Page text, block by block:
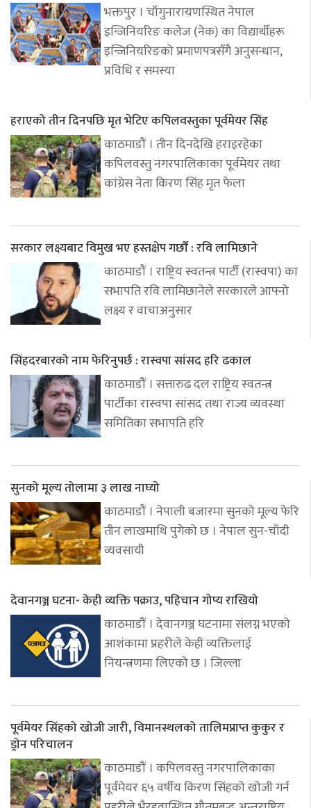
भक्तपुर । चाँगुनारायणस्थित नेपाल
इन्जिनियरिङ कलेज (नेक) का विद्यार्थीहरू
इन्जिनियरिङको प्रमाणपत्रसँगै अनुसन्धान,
प्रविधि र समस्या
हराएको तीन दिनपछि मृत भेटिए कपिलवस्तुका पूर्वमेयर सिंह
काठमाडौं । तीन दिनदेखि हराइरहेका
कपिलवस्तु नगरपालिकाका पूर्वमेयर तथा
कांग्रेस नेता किरण सिंह मृत फेला
सरकार लक्ष्यबाट विमुख भए हस्तक्षेप गर्छौं : रवि लामिछाने
काठमाडौं । राष्ट्रिय स्वतन्त्र पार्टी (रास्वपा) का
सभापति रवि लामिछानेले सरकारले आफ्नो
लक्ष्य र वाचाअनुसार
सिंहदरबारको नाम फेरिनुपर्छ : रास्वपा सांसद हरि ढकाल
काठमाडौं । सत्तारुढ दल राष्ट्रिय स्वतन्त्र
पार्टीका रास्वपा सांसद तथा राज्य व्यवस्था
समितिका सभापति हरि
सुनको मूल्य तोलामा ३ लाख नाघ्यो
काठमाडौं । नेपाली बजारमा सुनको मूल्य फेरि
तीन लाखमाथि पुगेको छ । नेपाल सुन-चाँदी
व्यवसायी
देवानगञ्ज घटना- केही व्यक्ति पक्राउ, पहिचान गोप्य राखियो
काठमाडौं । देवानगञ्ज घटनामा संलग्न भएको
आशंकामा प्रहरीले केही व्यक्तिलाई
नियन्त्रणमा लिएको छ । जिल्ला
पूर्वमेयर सिंहको खोजी जारी, विमानस्थलको तालिमप्राप्त कुकुर र
ड्रोन परिचालन
काठमाडौं । कपिलवस्तु नगरपालिकाका
पूर्वमेयर ६५ वर्षीय किरण सिंहको खोजी गर्न